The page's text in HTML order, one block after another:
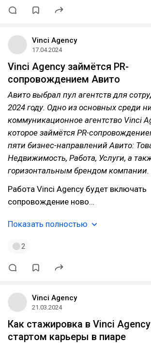
Vinci Agency
17.04.2024
Vinci Agency займётся PR-
сопровождением Авито
Авито выбрал пул агентств для
2024 году. Одно из основных среди
коммуникационное агентство Vinci
которое займётся PR-
пяти бизнес-направлений Авито:
Недвижимость, Работа, Услуги, а
горизонтальным брендом компании.
Работа Vinci Agency будет включать
сопровождение ново…
Показать полностью
2
Vinci Agency
21.03.2024
Как стажировка в Vinci
стартом карьеры в пиаре